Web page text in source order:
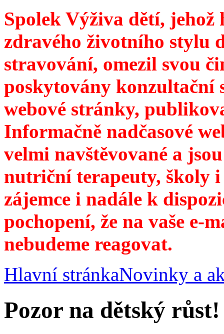
Spolek Výživa dětí,
zdravého životního stylu
stravování, omezil svou
poskytovány konzultační
webové stránky,
Informačně nadčasové
velmi navštěvované a
nutriční terapeuty, školy
zájemce i nadále k
pochopení, že na vaše e-
nebudeme reagovat.
Hlavní stránkaNovinky a
Pozor na dětský růst!